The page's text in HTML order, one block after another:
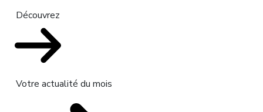
Découvrez
Votre actualité du mois